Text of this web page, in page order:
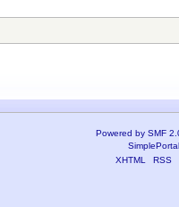
Powered by SMF
XHTML
RSS